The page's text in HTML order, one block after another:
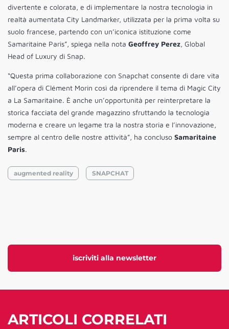
iscriviti alla newsletter
divertente e colorata, e di implementare la nostra tecnologia in
realtà aumentata City Landmarker, utilizzata per la prima volta su
suolo francese, partendo con un’iconica istituzione come
Samaritaine Paris”, spiega nella nota Geoffrey Perez, Global
Head of Luxury di Snap.
“Questa prima collaborazione con Snapchat consente di dare vita
all’opera di Clément Morin così da riprendere il tema di Magic City
a La Samaritaine. È anche un’opportunità per reinterpretare la
storica facciata del grande magazzino sfruttando la tecnologia
moderna e creare un legame tra la nostra storia e l’innovazione,
sempre al centro delle nostre attività”, ha concluso Samaritaine
Paris.
augmented reality SNAPCHAT
ARTICOLI CORRELATI